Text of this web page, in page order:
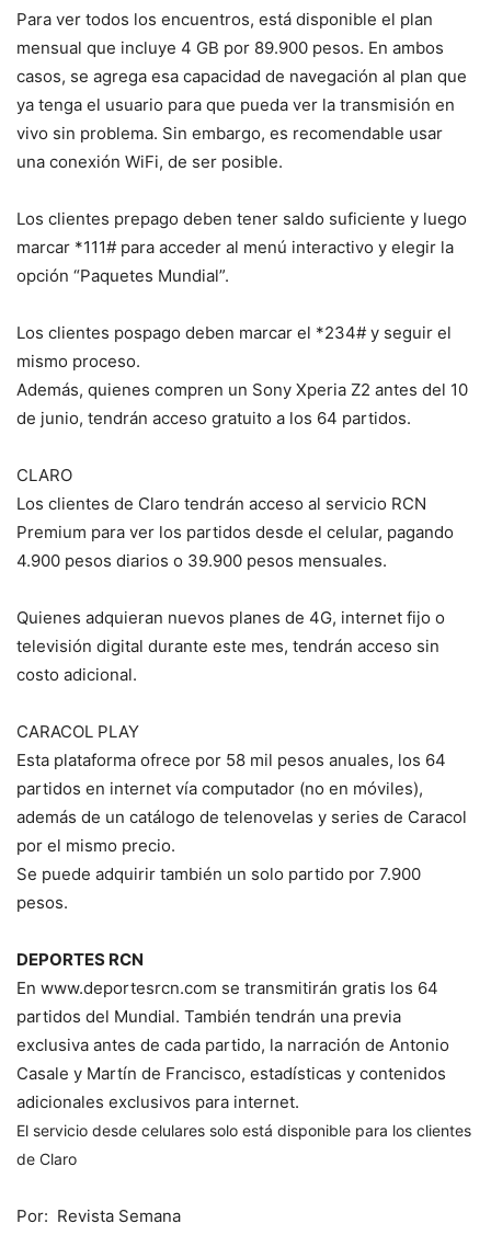
Para ver todos los encuentros, está disponible el plan
mensual que incluye 4 GB por 89.900 pesos. En ambos
casos, se agrega esa capacidad de navegación al plan que
ya tenga el usuario para que pueda ver la transmisión en
vivo sin problema. Sin embargo, es recomendable usar
una conexión WiFi, de ser posible.
Los clientes prepago deben tener saldo suficiente y luego
marcar *111# para acceder al menú interactivo y elegir la
opción “Paquetes Mundial”.
Los clientes pospago deben marcar el *234# y seguir el
mismo proceso.
Además, quienes compren un Sony Xperia Z2 antes del 10
de junio, tendrán acceso gratuito a los 64 partidos.
CLARO
Los clientes de Claro tendrán acceso al servicio RCN
Premium para ver los partidos desde el celular, pagando
4.900 pesos diarios o 39.900 pesos mensuales.
Quienes adquieran nuevos planes de 4G, internet fijo o
televisión digital durante este mes, tendrán acceso sin
costo adicional.
CARACOL PLAY
Esta plataforma ofrece por 58 mil pesos anuales, los 64
partidos en internet vía computador (no en móviles),
además de un catálogo de telenovelas y series de Caracol
por el mismo precio.
Se puede adquirir también un solo partido por 7.900
pesos.
DEPORTES RCN
En www.deportesrcn.com se transmitirán gratis los 64
partidos del Mundial. También tendrán una previa
exclusiva antes de cada partido, la narración de Antonio
Casale y Martín de Francisco, estadísticas y contenidos
adicionales exclusivos para internet.
El servicio desde celulares solo está disponible para los clientes
de Claro
Por: Revista Semana